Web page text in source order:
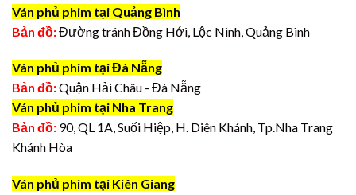
Ván phủ phim tại Quảng Bình
Bản đồ:Đường tránh Đồng Hới, Lộc Ninh, Quảng Bình
Ván phủ phim tại Đà Nẵng
Bản đồ:Quận Hải Châu - Đà Nẵng
Ván phủ phim tại Nha Trang
Bản đồ: 90, QL 1A, Suối Hiệp, H. Diên Khánh, Tp.Nha Trang
Khánh Hòa
Ván phủ phim tại Kiên Giang